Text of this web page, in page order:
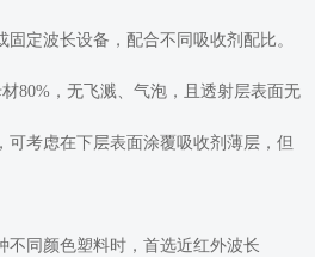
定波长设备，配合不同吸收剂配比。
80%，无飞溅、气泡，且透射层表面无
可考虑在下层表面涂覆吸收剂薄层，但
不同颜色塑料时，首选近红外波长